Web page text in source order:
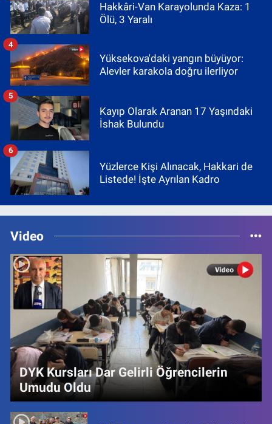
Hakkâri-Van Karayolunda Kaza: 1
Ölü, 3 Yaralı
Yüksekova'daki yangın büyüyor:
Alevler karakola doğru ilerliyor
4
Kayıp Olarak Aranan 17 Yaşındaki
İshak Bulundu
5
Yüzlerce Kişi Alınacak, Hakkari de
Listede! İşte Ayrılan Kadro
6
Video
DYK Kursları Dar Gelirli Öğrencilerin
Umudu Oldu